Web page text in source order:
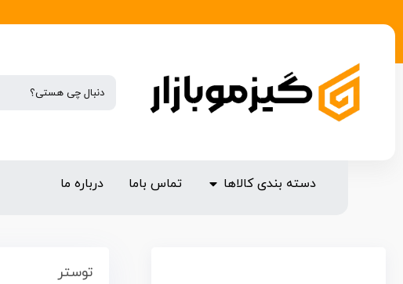
دسته بندی کالاها تماس باما درباره ما
توستر